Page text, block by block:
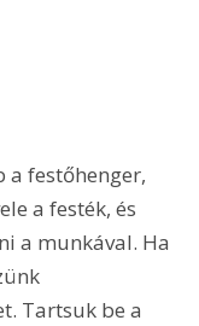
a festőhenger,
a festék, és
a munkával. Ha
Tartsuk be a